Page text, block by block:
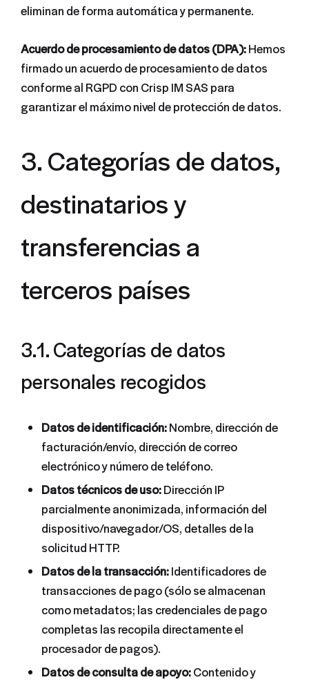
eliminan de forma automática y permanente.
Acuerdo de procesamiento de datos (DPA):Hemos
firmado un acuerdo de procesamiento de datos
conforme al RGPD con Crisp IM SAS para
garantizar el máximo nivel de protección de datos.
3. Categorías de datos,
destinatarios y
transferencias a
terceros países
3.1. Categorías de datos
personales recogidos
Datos de identificación:Nombre, dirección de
facturación/envío, dirección de correo
electrónico y número de teléfono.
Datos técnicos de uso:Dirección IP
parcialmente anonimizada, información del
dispositivo/navegador/OS, detalles de la
solicitud HTTP.
Datos de la transacción:Identificadores de
transacciones de pago (sólo se almacenan
como metadatos; las credenciales de pago
completas las recopila directamente el
procesador de pagos).
Datos de consulta de apoyo:Contenido y